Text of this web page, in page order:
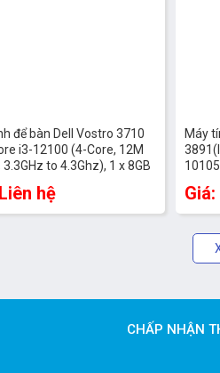
để bàn Dell Vostro 3710
i3-12100 (4-Core, 12M
3.3GHz to 4.3Ghz), 1 x 8GB
DVD, Wifi + BT, Win11
Home and Student 2021,
hệ
Máy
Home
CHẤP NHẬN